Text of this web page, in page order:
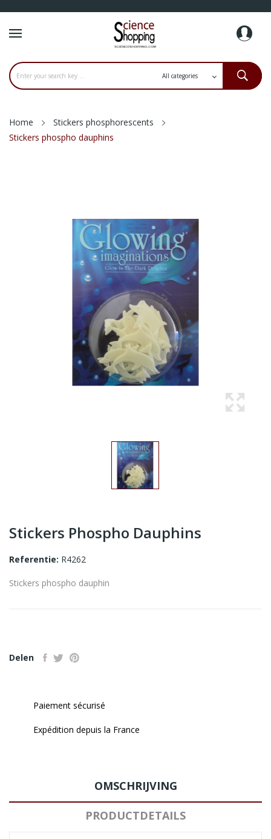
Home
Stickers phosphorescents
Stickers phospho dauphins
Stickers Phospho Dauphins
Referentie: R4262
Stickers phospho dauphin
Delen
Paiement sécurisé
Expédition depuis la France
OMSCHRIJVING
PRODUCTDETAILS